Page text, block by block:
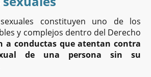
constituyen uno de los
y complejos dentro del Derecho
a conductas que atentan contra
de una persona sin su